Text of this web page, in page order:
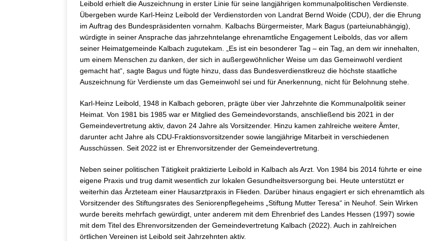
Leibold erhielt die Auszeichnung in erster Linie für seine langjährigen kommunalpolitischen Verdienste.
Übergeben wurde Karl-Heinz Leibold der Verdienstorden von Landrat Bernd Woide (CDU), der die Ehrung
im Auftrag des Bundespräsidenten vornahm. Kalbachs Bürgermeister, Mark Bagus (parteiunabhängig),
würdigte in seiner Ansprache das jahrzehntelange ehrenamtliche Engagement Leibolds, das vor allem
seiner Heimatgemeinde Kalbach zugutekam. „Es ist ein besonderer Tag – ein Tag, an dem wir innehalten,
um einem Menschen zu danken, der sich in außergewöhnlicher Weise um das Gemeinwohl verdient
gemacht hat“, sagte Bagus und fügte hinzu, dass das Bundesverdienstkreuz die höchste staatliche
Auszeichnung für Verdienste um das Gemeinwohl sei und für Anerkennung, nicht für Belohnung stehe.
Karl-Heinz Leibold, 1948 in Kalbach geboren, prägte über vier Jahrzehnte die Kommunalpolitik seiner
Heimat. Von 1981 bis 1985 war er Mitglied des Gemeindevorstands, anschließend bis 2021 in der
Gemeindevertretung aktiv, davon 24 Jahre als Vorsitzender. Hinzu kamen zahlreiche weitere Ämter,
darunter acht Jahre als CDU-Fraktionsvorsitzender sowie langjährige Mitarbeit in verschiedenen
Ausschüssen. Seit 2022 ist er Ehrenvorsitzender der Gemeindevertretung.
Neben seiner politischen Tätigkeit praktizierte Leibold in Kalbach als Arzt. Von 1984 bis 2014 führte er eine
eigene Praxis und trug damit wesentlich zur lokalen Gesundheitsversorgung bei. Heute unterstützt er
weiterhin das Ärzteteam einer Hausarztpraxis in Flieden. Darüber hinaus engagiert er sich ehrenamtlich als
Vorsitzender des Stiftungsrates des Seniorenpflegeheims „Stiftung Mutter Teresa“ in Neuhof. Sein Wirken
wurde bereits mehrfach gewürdigt, unter anderem mit dem Ehrenbrief des Landes Hessen (1997) sowie
mit dem Titel des Ehrenvorsitzenden der Gemeindevertretung Kalbach (2022). Auch in zahlreichen
örtlichen Vereinen ist Leibold seit Jahrzehnten aktiv.